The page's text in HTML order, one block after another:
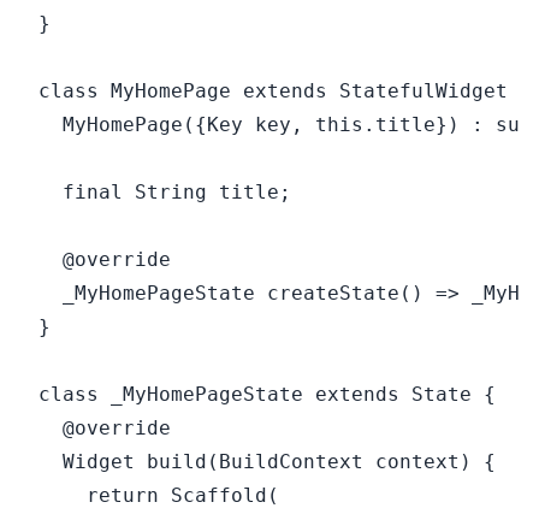
}
class MyHomePage extends StatefulWidget {
MyHomePage({Key key, this.title}) :
  final String title;
  @override
_MyHomePageState createState() =>
}
class _MyHomePageState extends State {
  @override
  Widget build(BuildContext context) {
    return Scaffold(